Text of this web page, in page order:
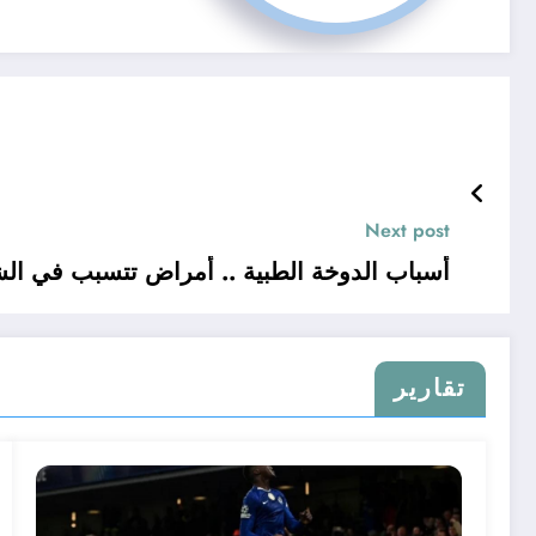
Next post
أسباب الدوخة الطبية .. أمراض تتسبب في الشعور بالدوخة
تقارير